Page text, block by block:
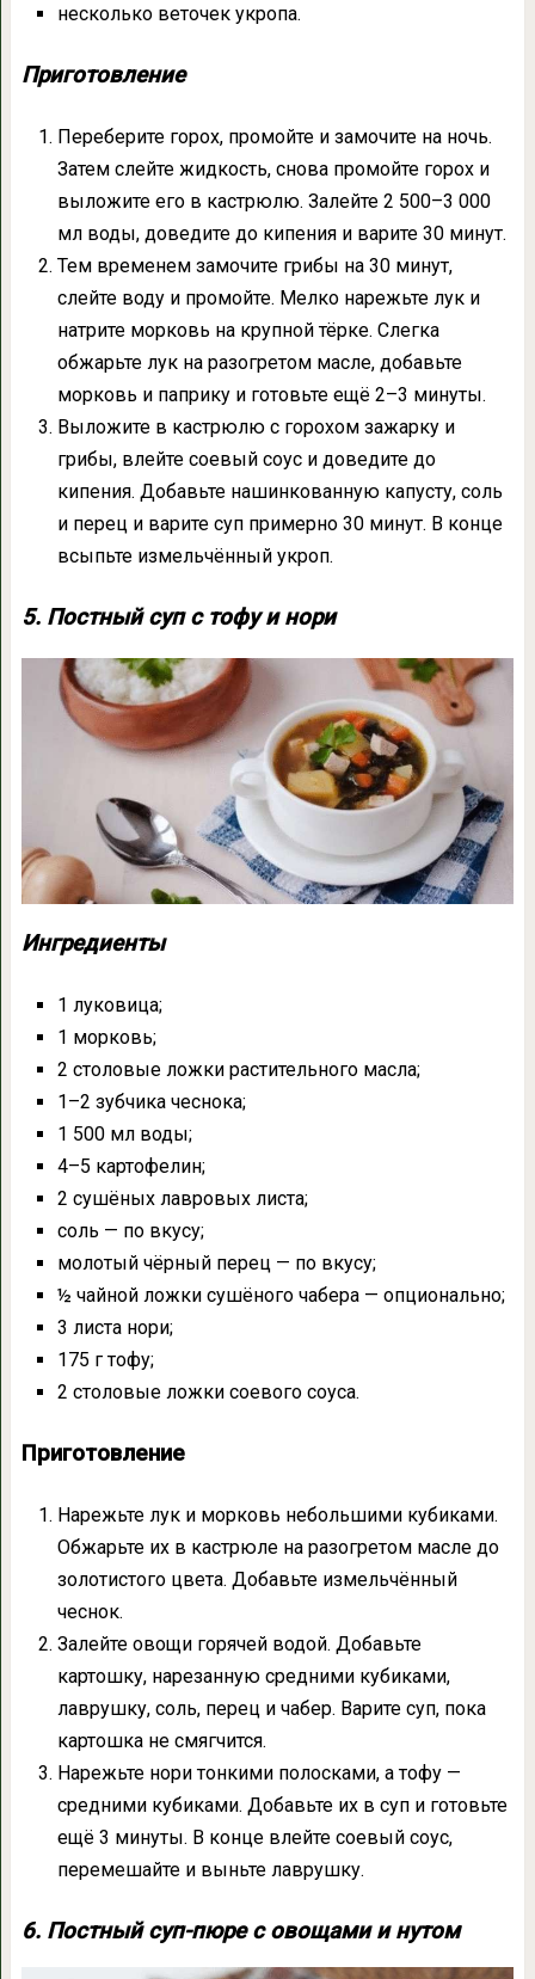
несколько веточек укропа.
Приготовление
Переберите горох, промойте и замочите на ночь.
Затем слейте жидкость, снова промойте горох и
выложите его в кастрюлю. Залейте 2 500–3 000
мл воды, доведите до кипения и варите 30 минут.
Тем временем замочите грибы на 30 минут,
слейте воду и промойте. Мелко нарежьте лук и
натрите морковь на крупной тёрке. Слегка
обжарьте лук на разогретом масле, добавьте
морковь и паприку и готовьте ещё 2–3 минуты.
Выложите в кастрюлю с горохом зажарку и
грибы, влейте соевый соус и доведите до
кипения. Добавьте нашинкованную капусту, соль
и перец и варите суп примерно 30 минут. В конце
всыпьте измельчённый укроп.
5. Постный суп с тофу и нори
Ингредиенты
1 луковица;
1 морковь;
2 столовые ложки растительного масла;
1–2 зубчика чеснока;
1 500 мл воды;
4–5 картофелин;
2 сушёных лавровых листа;
соль — по вкусу;
молотый чёрный перец — по вкусу;
½ чайной ложки сушёного чабера — опционально;
3 листа нори;
175 г тофу;
2 столовые ложки соевого соуса.
Приготовление
Нарежьте лук и морковь небольшими кубиками.
Обжарьте их в кастрюле на разогретом масле до
золотистого цвета. Добавьте измельчённый
чеснок.
Залейте овощи горячей водой. Добавьте
картошку, нарезанную средними кубиками,
лаврушку, соль, перец и чабер. Варите суп, пока
картошка не смягчится.
Нарежьте нори тонкими полосками, а тофу —
средними кубиками. Добавьте их в суп и готовьте
ещё 3 минуты. В конце влейте соевый соус,
перемешайте и выньте лаврушку.
6. Постный суп-пюре с овощами и нутом